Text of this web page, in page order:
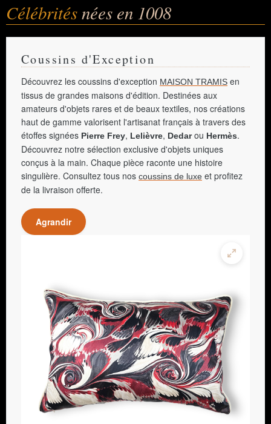
Célébritésnées en 1008
Coussins d'Exception
Découvrez les coussins d'exception MAISON TRAMIS en
tissus de grandes maisons d'édition. Destinées aux
amateurs d'objets rares et de beaux textiles, nos créations
haut de gamme valorisent l'artisanat français à travers des
étoffes signées Pierre Frey, Lelièvre, Dedarou Hermès.
Découvrez notre sélection exclusive d'objets uniques
conçus à la main. Chaque pièce raconte une histoire
singulière. Consultez tous nos coussins de luxe et profitez
de la livraison offerte.
Agrandir